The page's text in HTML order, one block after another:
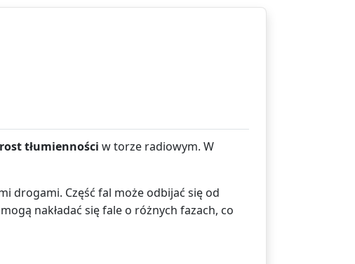
tłumienności w torze radiowym. W
drogami. Część fal może odbijać się od
nakładać się fale o różnych fazach, co